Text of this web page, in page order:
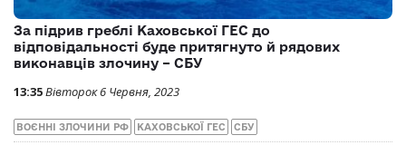
За підрив греблі Каховської ГЕС до
відповідальності буде притягнуто й рядових
виконавців злочину – СБУ
13:35Вівторок 6 Червня, 2023
ВОЄННІ ЗЛОЧИНИ РФ КАХОВСЬКОЇ ГЕС СБУ